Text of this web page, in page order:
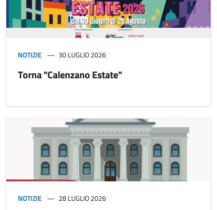
NOTIZIE 30 LUGLIO 2026
Torna "Calenzano Estate"
NOTIZIE 28 LUGLIO 2026